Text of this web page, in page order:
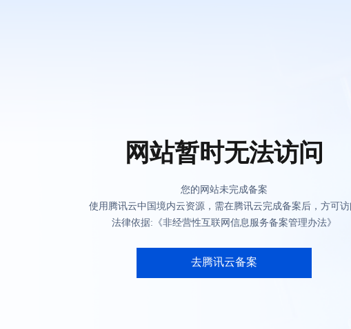
网站暂时无法访问
您的网站未完成备案
使用腾讯云中国境内云资源，需在腾讯云完成备案后，方可
法律依据:《非经营性互联网信息服务备案管理办法》
去腾讯云备案